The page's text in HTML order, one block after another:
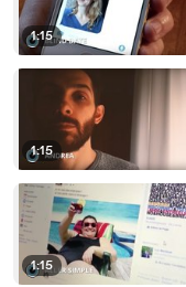
1:15
1:15
1:15